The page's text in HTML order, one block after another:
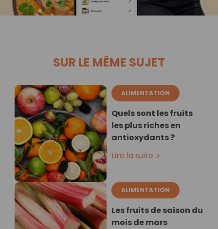
SUR LE MÊME SUJET
ALIMENTATION
Quels sont les fruits
les plus riches en
antioxydants ?
Lire la suite
ALIMENTATION
Les fruits de saison du
mois de mars